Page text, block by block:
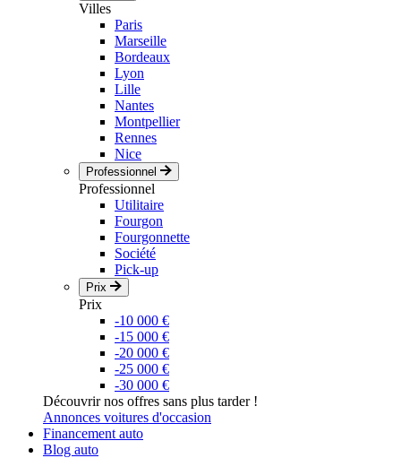
Villes
Paris
Marseille
Bordeaux
Lyon
Lille
Nantes
Montpellier
Rennes
Nice
Professionnel
Professionnel
Utilitaire
Fourgon
Fourgonnette
Société
Pick-up
Prix
Prix
-10 000 €
-15 000 €
-20 000 €
-25 000 €
-30 000 €
Découvrir nos offres sans plus tarder !
Annonces voitures d'occasion
Financement auto
Blog auto